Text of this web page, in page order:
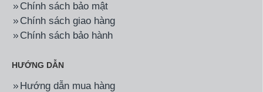
Chính sách bảo mật
Chính sách giao hàng
Chính sách bảo hành
HƯỚNG DẪN
Hướng dẫn mua hàng